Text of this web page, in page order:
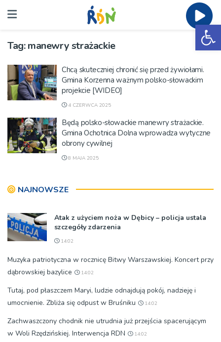
Tag:manewry strażackie
Chcą skuteczniej chronić się przed żywiołami.
Gmina Korzenna ważnym polsko-słowackim
projekcie [WIDEO]
4 CZERWCA 2025
Będą polsko-słowackie manewry strażackie.
Gmina Ochotnica Dolna wprowadza wytyczne
obrony cywilnej
8 MAJA 2025
NAJNOWSZE
Atak z użyciem noża w Dębicy – policja ustala
szczegóły zdarzenia
14:02
Muzyka patriotyczna w rocznicę Bitwy Warszawskiej. Koncert przy
dąbrowskiej bazylice
14:02
Tutaj, pod płaszczem Maryi, ludzie odnajdują pokój, nadzieję i
umocnienie. Zbliża się odpust w Bruśniku
14:02
Zachwaszczony chodnik nie utrudnia już przejścia spacerującym
w Woli Rzędzińskiej. Interwencja RDN
14:02